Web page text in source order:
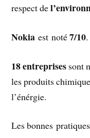
respect de
Nokia est noté7/10.
18 entreprises sont
les produits
l’énérgie.
Les bonnes